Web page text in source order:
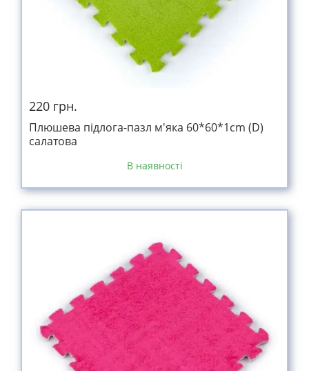
220 грн.
Плюшева підлога-пазл м'яка 60*60*1cm (D)
салатова
В наявності